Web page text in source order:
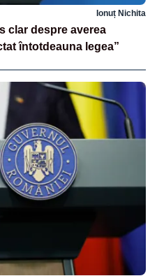
Ionuț Nichita
clar despre averea
întotdeauna legea”